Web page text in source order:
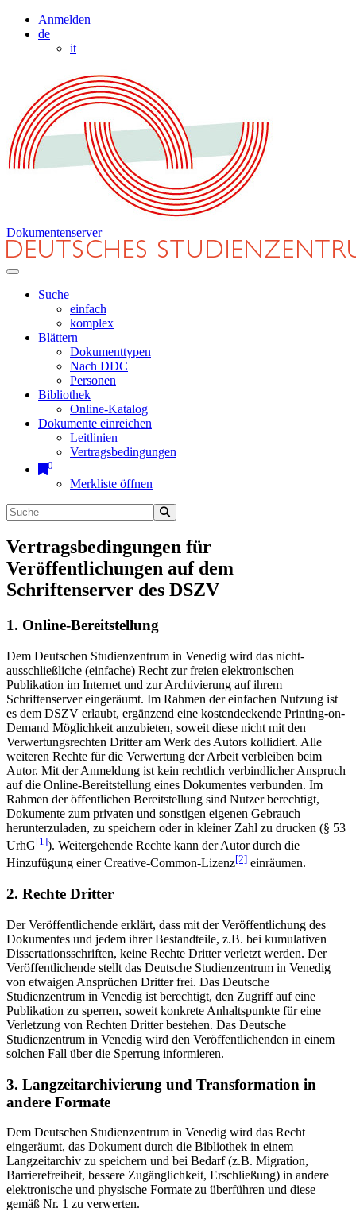
Anmelden
de
it
Dokumentenserver
Suche
einfach
komplex
Blättern
Dokumenttypen
Nach DDC
Personen
Bibliothek
Online-Katalog
Dokumente einreichen
Leitlinien
Vertragsbedingungen
0
Merkliste öffnen
Vertragsbedingungen für
Veröffentlichungen auf dem
Schriftenserver des DSZV
1. Online-Bereitstellung
Dem Deutschen Studienzentrum in Venedig wird das nicht-
ausschließliche (einfache) Recht zur freien elektronischen
Publikation im Internet und zur Archivierung auf ihrem
Schriftenserver eingeräumt. Im Rahmen der einfachen Nutzung ist
es dem DSZV erlaubt, ergänzend eine kostendeckende Printing-on-
Demand Möglichkeit anzubieten, soweit diese nicht mit den
Verwertungsrechten Dritter am Werk des Autors kollidiert. Alle
weiteren Rechte für die Verwertung der Arbeit verbleiben beim
Autor. Mit der Anmeldung ist kein rechtlich verbindlicher Anspruch
auf die Online-Bereitstellung eines Dokumentes verbunden. Im
Rahmen der öffentlichen Bereitstellung sind Nutzer berechtigt,
Dokumente zum privaten und sonstigen eigenen Gebrauch
herunterzuladen, zu speichern oder in kleiner Zahl zu drucken (§ 53
UrhG[1]). Weitergehende Rechte kann der Autor durch die
Hinzufügung einer Creative-Common-Lizenz[2] einräumen.
2. Rechte Dritter
Der Veröffentlichende erklärt, dass mit der Veröffentlichung des
Dokumentes und jedem ihrer Bestandteile, z.B. bei kumulativen
Dissertationsschriften, keine Rechte Dritter verletzt werden. Der
Veröffentlichende stellt das Deutsche Studienzentrum in Venedig
von etwaigen Ansprüchen Dritter frei. Das Deutsche
Studienzentrum in Venedig ist berechtigt, den Zugriff auf eine
Publikation zu sperren, soweit konkrete Anhaltspunkte für eine
Verletzung von Rechten Dritter bestehen. Das Deutsche
Studienzentrum in Venedig wird den Veröffentlichenden in einem
solchen Fall über die Sperrung informieren.
3. Langzeitarchivierung und Transformation in
andere Formate
Dem Deutschen Studienzentrum in Venedig wird das Recht
eingeräumt, das Dokument durch die Bibliothek in einem
Langzeitarchiv zu speichern und bei Bedarf (z.B. Migration,
Barrierefreiheit, bessere Zugänglichkeit, Erschließung) in andere
elektronische und physische Formate zu überführen und diese
gemäß Nr. 1 zu verwerten.